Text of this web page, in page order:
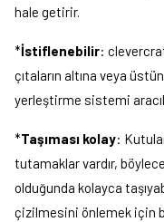
hale getirir.
*İstiflenebilir:
çıtaların altına veya
yerleştirme sistemi
*Taşıması kolay:
tutamaklar vardır,
olduğunda kolayca
çizilmesini önlemek için